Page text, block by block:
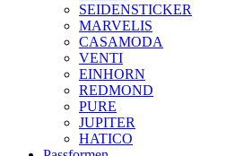
SEIDENSTICKER
MARVELIS
CASAMODA
VENTI
EINHORN
REDMOND
PURE
JUPITER
HATICO